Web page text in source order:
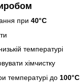
при 40°C
температурі
хімчистку
температурі до 100°C